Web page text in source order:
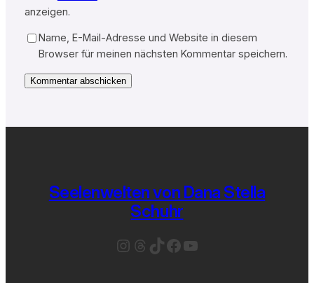
anzeigen.
Name, E-Mail-Adresse und Website in diesem
Browser für meinen nächsten Kommentar speichern.
Seelenwelten von Dana Stella
Schuhr
Instagram
Threads
TikTok
Facebook
YouTube